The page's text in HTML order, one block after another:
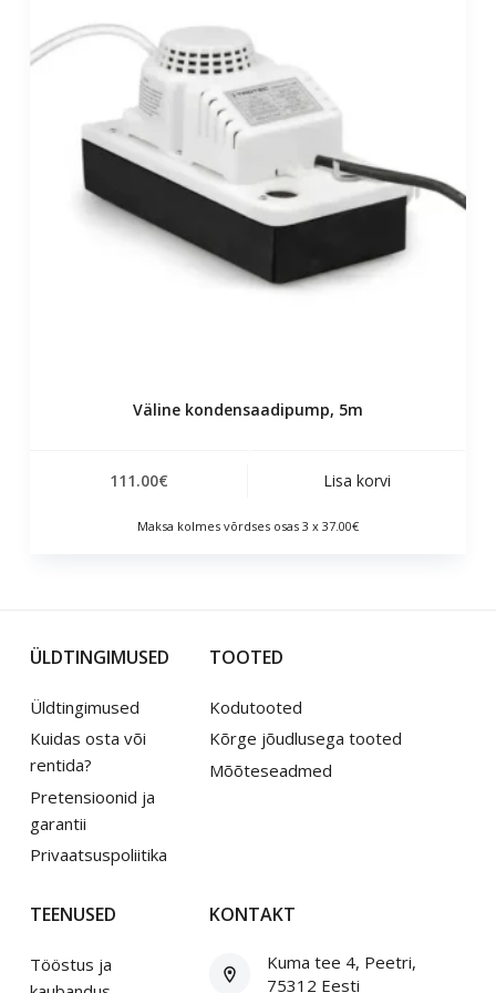
Väline kondensaadipump, 5m
111.00€ Lisa korvi
Maksa kolmes võrdses osas 3 x 37.00€
ÜLDTINGIMUSED
Üldtingimused
Kuidas osta või
rentida?
Pretensioonid ja
garantii
Privaatsuspoliitika
TOOTED
Kodutooted
Kõrge jõudlusega tooted
Mõõteseadmed
TEENUSED
Tööstus ja
KONTAKT
Kuma tee 4, Peetri,
75312 Eesti